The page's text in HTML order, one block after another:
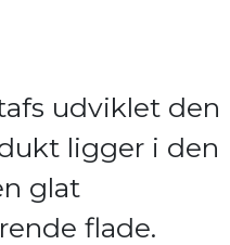
udviklet den
ligger i den
glat
flade.